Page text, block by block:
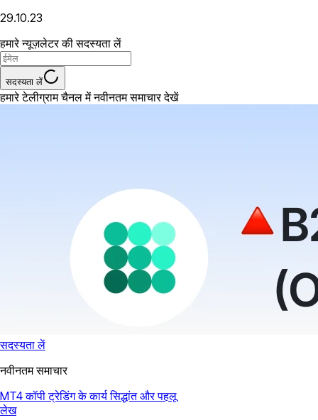
29.10.23
हमारे न्यूज़लेटर की सदस्यता लें
सदस्यता लें
हमारे टेलीग्राम चैनल में नवीनतम समाचार देखें
सदस्यता लें
नवीनतम समाचार
MT4 कॉपी ट्रेडिंग के कार्य सिद्धांत और पहलू
लेख